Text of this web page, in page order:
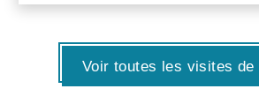
Voir toutes les visites de